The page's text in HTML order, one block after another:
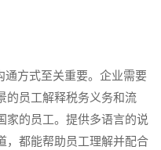
方式至关重要。企业需要
的员工解释税务义务和流
家的员工。提供多语言的说
，都能帮助员工理解并配合